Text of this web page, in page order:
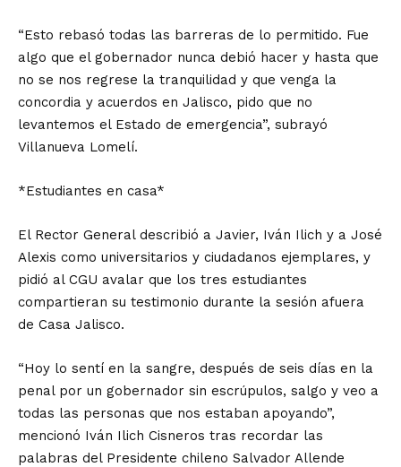
“Esto rebasó todas las barreras de lo permitido. Fue
algo que el gobernador nunca debió hacer y hasta que
no se nos regrese la tranquilidad y que venga la
concordia y acuerdos en Jalisco, pido que no
levantemos el Estado de emergencia”, subrayó
Villanueva Lomelí.
*Estudiantes en casa*
El Rector General describió a Javier, Iván Ilich y a José
Alexis como universitarios y ciudadanos ejemplares, y
pidió al CGU avalar que los tres estudiantes
compartieran su testimonio durante la sesión afuera
de Casa Jalisco.
“Hoy lo sentí en la sangre, después de seis días en la
penal por un gobernador sin escrúpulos, salgo y veo a
todas las personas que nos estaban apoyando”,
mencionó Iván Ilich Cisneros tras recordar las
palabras del Presidente chileno Salvador Allende